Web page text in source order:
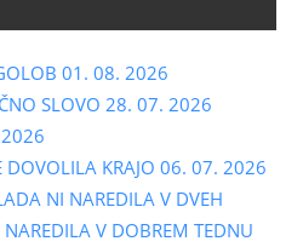
01. 08. 2026
SLOVO 28. 07. 2026
2026
DOVOLILA KRAJO 06. 07. 2026
NI NAREDILA V DVEH
NAREDILA V DOBREM TEDNU